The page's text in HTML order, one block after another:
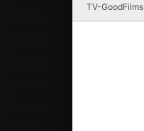
TV-GoodFilms